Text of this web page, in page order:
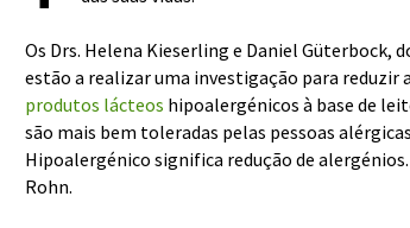
Os Drs. Helena Kieserling e Daniel Güterbock,
estão a realizar uma investigação para
produtos lácteos hipoalergénicos à base de
são mais bem toleradas pelas pessoas
Hipoalergénico significa redução de
Rohn.